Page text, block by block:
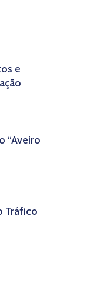
e
“Aveiro
Tráfico